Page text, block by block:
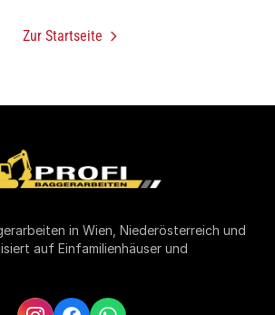
Zur Startseite
in Wien, Niederösterreich und
auf Einfamilienhäuser und